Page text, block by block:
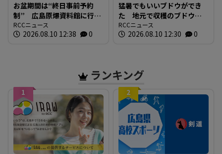
お盆期間は“終日事前予約
制” 広島原爆資料館に行
列 その場でWEB予約 混
雑の緩和へ
RCCニュース
2026.08.10 12:38 0
猛暑でもいいブドウができ
た 地元で収穫のブドウで
ワインの初仕込み 広島三
次ワイナリー
RCCニュース
2026.08.10 12:30 0
ランキング
1 2